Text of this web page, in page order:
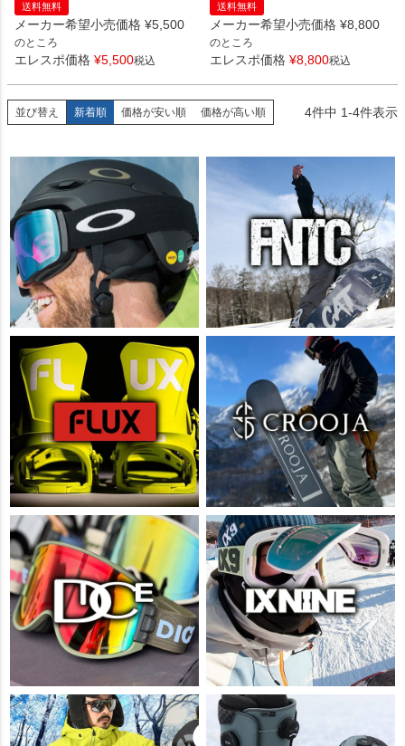
送料無料
メーカー希望小売価格 ¥5,500
のところ
エレスポ価格 ¥5,500税込
送料無料
メーカー希望小売価格 ¥8,800
のところ
エレスポ価格 ¥8,800税込
並び替え 新着順 価格が安い順 価格が高い順 4件中 1-4件表示